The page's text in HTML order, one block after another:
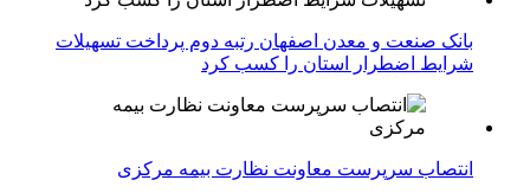
بانک صنعت و معدن اصفهان رتبه دوم پرداخت تسهیلات
شرایط اضطرار استان را کسب کرد
انتصاب سرپرست معاونت نظارت بیمه مرکزی